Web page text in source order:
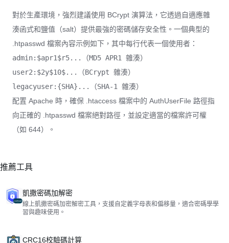
對於生產環境，強烈建議使用 BCrypt 演算法，它透過自適應雜
湊函式和鹽值（salt）提供最強的密碼儲存安全性。一個典型的
.htpasswd 檔案內容示例如下，其中每行代表一個使用者：
admin:$apr1$r5...（MD5 APR1 雜湊）
user2:$2y$10$...（BCrypt 雜湊）
legacyuser:{SHA}...（SHA-1 雜湊）
配置 Apache 時，確保 .htaccess 檔案中的 AuthUserFile 路徑指
向正確的 .htpasswd 檔案絕對路徑，並設定適當的檔案許可權
（如 644）。
推薦工具
凱撒密碼加解密
線上凱撒密碼加密解密工具，支援自定義字母表和偏移量，適合密碼學學
習與趣味使用。
CRC16校驗碼計算